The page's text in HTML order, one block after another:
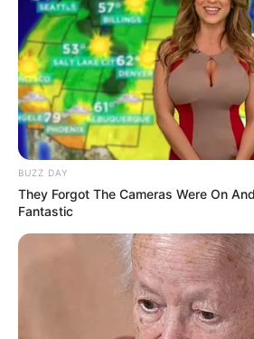
รวมวิธีกำจัดไขมันที่ได้รับความนิย
LUMETHINK.COM
Capsized Sailors' Shock: Sea
BUZZ DAY
BUZZ DAY
They Forgot The Cameras Were On
Fantastic